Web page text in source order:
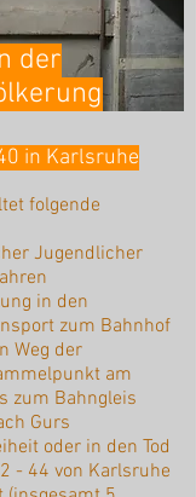
der
in Karlsruhe
folgende
Jugendlicher
in den
zum Bahnhof
Weg der
am
zum Bahngleis
Gurs
oder in den Tod
- 44 von Karlsruhe